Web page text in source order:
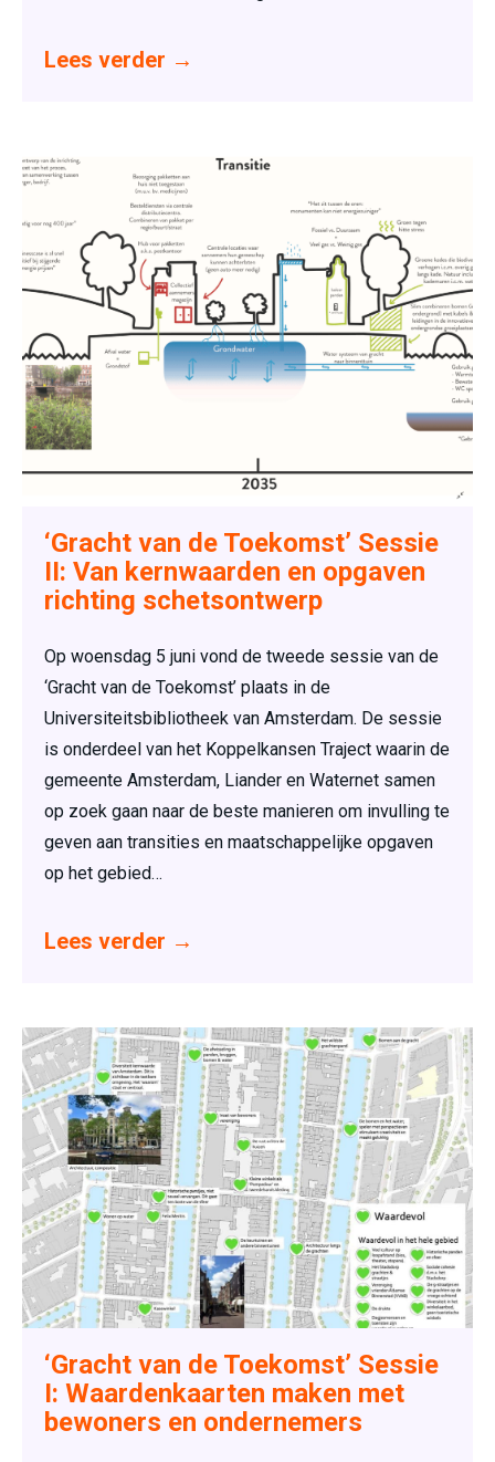
Lees verder →
‘Gracht van de Toekomst’ Sessie
II: Van kernwaarden en opgaven
richting schetsontwerp
Op woensdag 5 juni vond de tweede sessie van de
‘Gracht van de Toekomst’ plaats in de
Universiteitsbibliotheek van Amsterdam. De sessie
is onderdeel van het Koppelkansen Traject waarin de
gemeente Amsterdam, Liander en Waternet samen
op zoek gaan naar de beste manieren om invulling te
geven aan transities en maatschappelijke opgaven
op het gebied…
Lees verder →
‘Gracht van de Toekomst’ Sessie
I: Waardenkaarten maken met
bewoners en ondernemers